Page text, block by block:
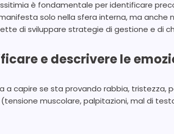
è fondamentale per identificare
solo nella sfera interna, ma
di sviluppare strategie di gestione e di
e descrivere le
a capire se sta provando rabbia, tristezza,
(tensione muscolare, palpitazioni, mal di